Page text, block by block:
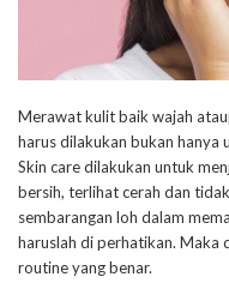
Merawat kulit baik wajah
harus dilakukan bukan hanya
Skin care dilakukan untuk
bersih, terlihat cerah dan
sembarangan loh dalam
haruslah di perhatikan. Maka
routine yang benar.